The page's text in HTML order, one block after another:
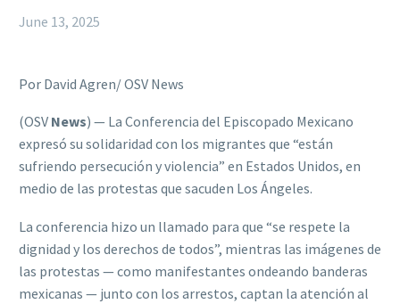
June 13, 2025
Por David Agren/ OSV News
(OSV News) — La Conferencia del Episcopado Mexicano
expresó su solidaridad con los migrantes que “están
sufriendo persecución y violencia” en Estados Unidos, en
medio de las protestas que sacuden Los Ángeles.
La conferencia hizo un llamado para que “se respete la
dignidad y los derechos de todos”, mientras las imágenes de
las protestas — como manifestantes ondeando banderas
mexicanas — junto con los arrestos, captan la atención al